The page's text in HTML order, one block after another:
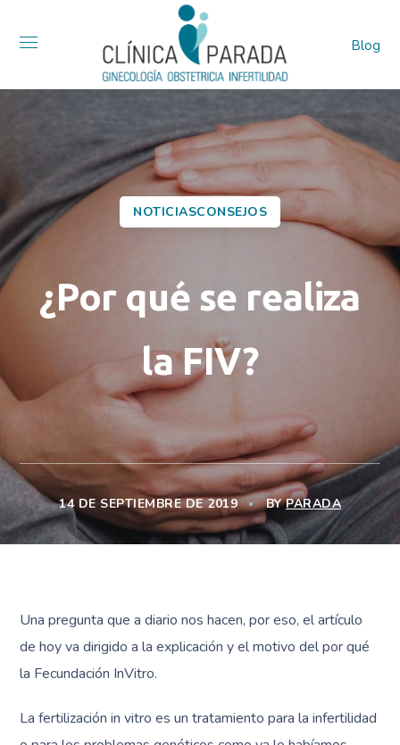
Blog
NOTICIASCONSEJOS
¿Por qué se realiza
la FIV?
14 DE SEPTIEMBRE DE 2019 BYPARADA
Una pregunta que a diario nos hacen, por eso, el artículo
de hoy va dirigido a la explicación y el motivo del por qué
la Fecundación InVitro.
La fertilización in vitro es un tratamiento para la infertilidad